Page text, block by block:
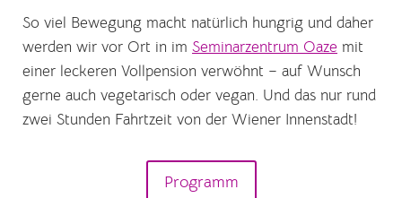
So viel Bewegung macht natürlich hungrig und daher
werden wir vor Ort in im Seminarzentrum Oaze mit
einer leckeren Vollpension verwöhnt – auf Wunsch
gerne auch vegetarisch oder vegan. Und das nur rund
zwei Stunden Fahrtzeit von der Wiener Innenstadt!
Programm